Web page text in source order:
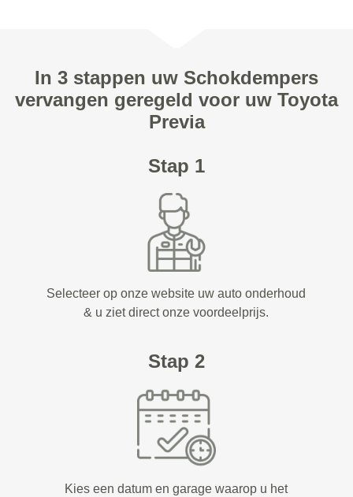
In 3 stappen uw Schokdempers
vervangen geregeld voor uw Toyota
Previa
Stap 1
Selecteer op onze website uw auto onderhoud
& u ziet direct onze voordeelprijs.
Stap 2
Kies een datum en garage waarop u het